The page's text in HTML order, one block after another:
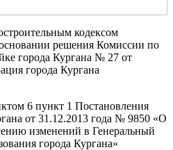
кодексом
решения Комиссии по
города Кургана № 27 от
города Кургана
6 пункт 1 Постановления
от 31.12.2013 года № 9850 «О
изменений в Генеральный
города Кургана»